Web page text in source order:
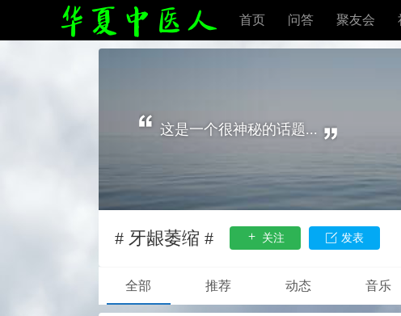
首页 问答 聚友会
这是一个很神秘的话题...
# 牙龈萎缩 # 关注 发表
全部 推荐 动态 音乐